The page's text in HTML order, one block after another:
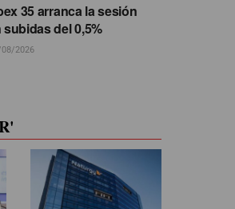
35 arranca la sesión
del 0,5%
2026